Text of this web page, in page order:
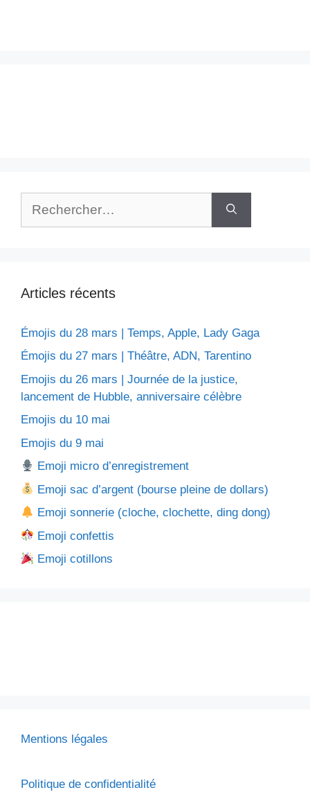
Articles récents
Émojis du 28 mars | Temps, Apple, Lady Gaga
Émojis du 27 mars | Théâtre, ADN, Tarentino
Emojis du 26 mars | Journée de la justice,
lancement de Hubble, anniversaire célèbre
Emojis du 10 mai
Emojis du 9 mai
Emoji micro d’enregistrement
Emoji sac d’argent (bourse pleine de dollars)
Emoji sonnerie (cloche, clochette, ding dong)
Emoji confettis
Emoji cotillons
Mentions légales
Politique de confidentialité